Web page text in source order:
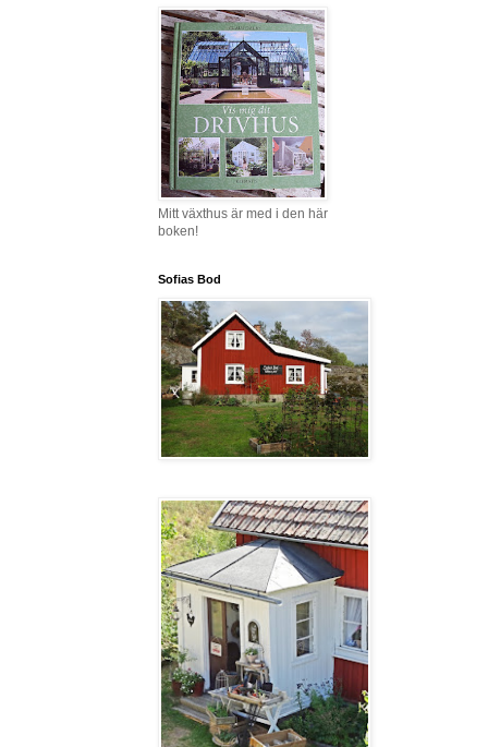
Mitt växthus är med i den här
boken!
Sofias Bod